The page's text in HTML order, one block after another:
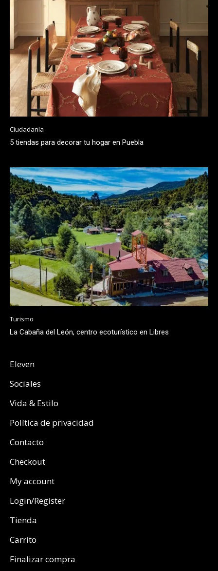
Ciudadanía
5 tiendas para decorar tu hogar en Puebla
Turismo
La Cabaña del León, centro ecoturístico en Libres
Eleven
Sociales
Vida & Estilo
Política de privacidad
Contacto
Checkout
My account
Login/Register
Tienda
Carrito
Finalizar compra